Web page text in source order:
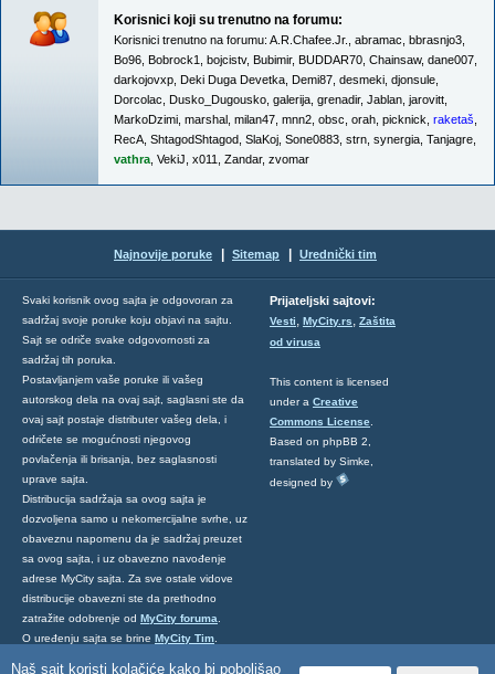
Naš sajt koristi kolačiće kako bi poboljšao
Korisnici koji su trenutno na forumu:
Korisnici trenutno na forumu: A.R.Chafee.Jr. abramac bbrasnjo3
Bo96 Bobrock1 bojcistv, Bubimir, BUDDAR70 Chainsaw, dane007
darkojovxp Deki Duga Devetka Demi87 desmeki djonsule
Dorcolac Dusko_Dugousko galerija grenadir, Jablan jarovitt
MarkoDzimi marshal milan47 mnn2 obsc orah picknick raketaš
RecA ShtagodShtagod SlaKoj Sone0883 strn synergia Tanjagre
vathra VekiJ x011 Zandar, zvomar
Najnovije poruke Sitemap Urednički tim
Svaki korisnik ovog sajta je odgovoran za
sadržaj svoje poruke koju objavi na sajtu.
Sajt se odriče svake odgovornosti za
sadržaj tih poruka.
Postavljanjem vaše poruke ili vašeg
autorskog dela na ovaj sajt, saglasni ste da
ovaj sajt postaje distributer vašeg dela, i
odričete se mogućnosti njegovog
povlačenja ili brisanja, bez saglasnosti
uprave sajta.
Distribucija sadržaja sa ovog sajta je
dozvoljena samo u nekomercijalne svrhe, uz
obaveznu napomenu da je sadržaj preuzet
sa ovog sajta, i uz obavezno navođenje
adrese MyCity sajta. Za sve ostale vidove
distribucije obavezni ste da prethodno
zatražite odobrenje od MyCity foruma
O uređenju sajta se brine MyCity Tim
Prijateljski sajtovi:
Vesti, MyCity.rs, Zaštita
od virusa
This content is licensed
under a Creative
Commons License
Based on phpBB 2,
translated by Simke,
designed by